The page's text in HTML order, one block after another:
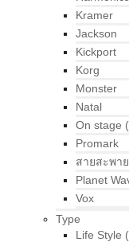
Kramer
Jackson
Kickport
Korg
Monster
Natal
On stage
Promark
สายสะพา
Planet
Vox
Type
Life Style